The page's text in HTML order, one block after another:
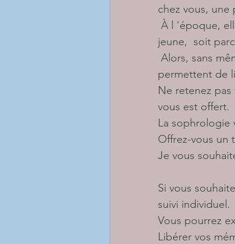
chez vous,
jeune,  soit
permettent de
Ne retenez
vous est offert.
La sophrologie
Offrez-vous un
Je vous
Si vous
suivi individuel.
Vous pourrez
Libérer vos